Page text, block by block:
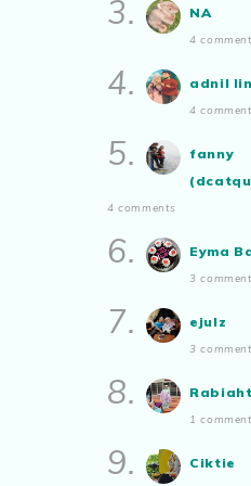
aizamia3
Duduk Rumah
3. NA
4
4. adnil
4
5.
4 comments
6. Eyma
3
7. ejulz
3
8.
1
9. Ciktie